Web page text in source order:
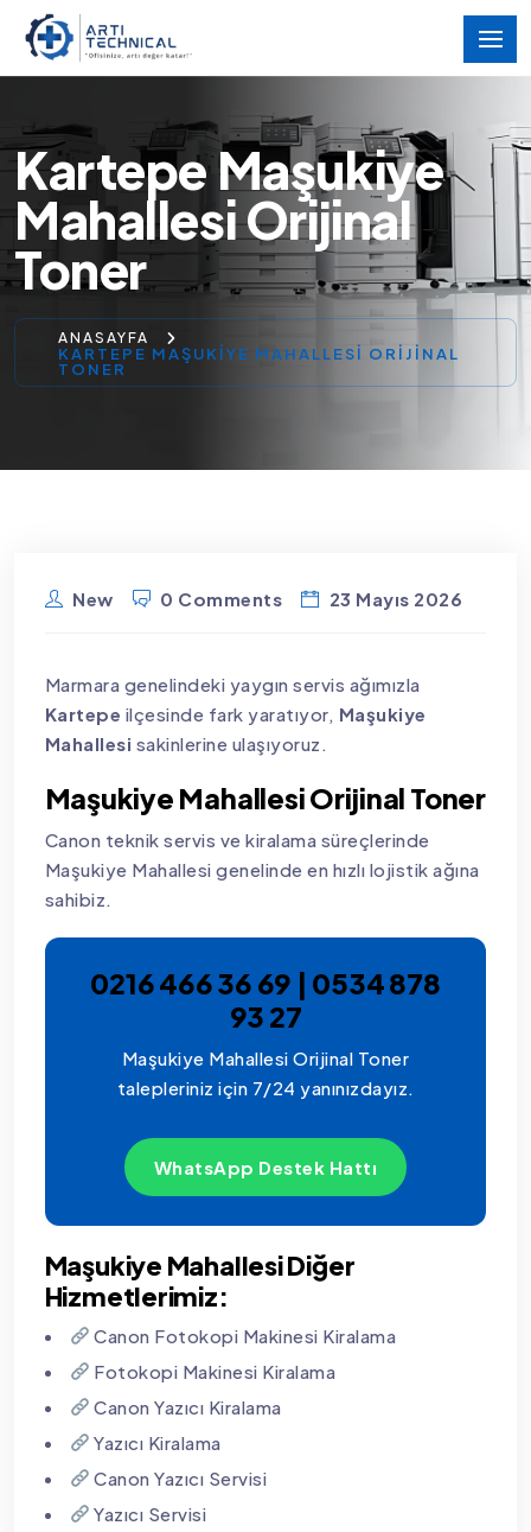
Kartepe Maşukiye
Mahallesi Orijinal
Toner
ANASAYFA
KARTEPE MAŞUKIYE MAHALLESI ORIJINAL
TONER
New 0 Comments 23 Mayıs 2026
Marmara genelindeki yaygın servis ağımızla
Kartepe ilçesinde fark yaratıyor, Maşukiye
Mahallesi sakinlerine ulaşıyoruz.
Maşukiye Mahallesi Orijinal Toner
Canon teknik servis ve kiralama süreçlerinde
Maşukiye Mahallesi genelinde en hızlı lojistik ağına
sahibiz.
0216 466 36 69 | 0534 878
93 27
Maşukiye Mahallesi Orijinal Toner
talepleriniz için 7/24 yanınızdayız.
WhatsApp Destek Hattı
Maşukiye Mahallesi Diğer
Hizmetlerimiz:
Canon Fotokopi Makinesi Kiralama
Fotokopi Makinesi Kiralama
Canon Yazıcı Kiralama
Yazıcı Kiralama
Canon Yazıcı Servisi
Yazıcı Servisi